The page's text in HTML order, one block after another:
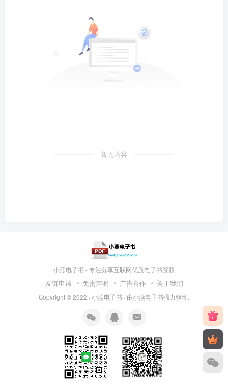
暂无内容
小燕电子书 - 专注分享互联网优质电子书资源
友链申请 免责声明 广告合作 关于我们
Copyright © 2022 · 小燕电子书 · 由小燕电子书强力驱动.